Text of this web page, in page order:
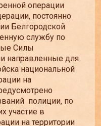
операции
постоянно
Белгородской
службу по
Силы
направленные для
национальной
на
полиции, по
участие в
на территории